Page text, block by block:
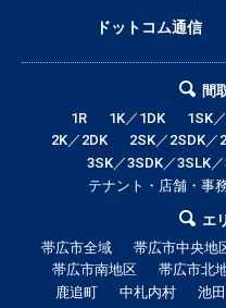
ドットコム通信
間
1R
1K／1DK
1SK
2K／2DK
2SK／2SDK／
3SK／3SDK／3SLK
テナント・店舗・事
エ
帯広市全域
帯広市中央地
帯広市南地区
帯広市北
鹿追町
中札内村 池